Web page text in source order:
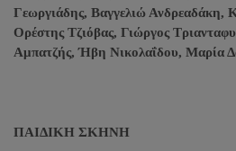
Γεωργιάδης, Βαγγελιώ Ανδρεαδάκη,
Ορέστης Τζιόβας, Γιώργος
Αμπατζής, Ήβη Νικολαΐδου, Μαρία
ΠΑΙΔΙΚΗ ΣΚΗΝΗ